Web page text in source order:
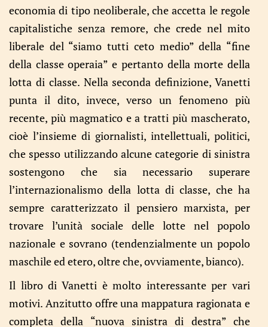
economia di tipo neoliberale, che accetta le regole
capitalistiche senza remore, che crede nel mito
liberale del “siamo tutti ceto medio” della “fine
della classe operaia” e pertanto della morte della
lotta di classe. Nella seconda definizione, Vanetti
punta il dito, invece, verso un fenomeno più
recente, più magmatico e a tratti più mascherato,
cioè l’insieme di giornalisti, intellettuali, politici,
che spesso utilizzando alcune categorie di sinistra
sostengono che sia necessario superare
l’internazionalismo della lotta di classe, che ha
sempre caratterizzato il pensiero marxista, per
trovare l’unità sociale delle lotte nel popolo
nazionale e sovrano (tendenzialmente un popolo
maschile ed etero, oltre che, ovviamente, bianco).
Il libro di Vanetti è molto interessante per vari
motivi. Anzitutto offre una mappatura ragionata e
completa della “nuova sinistra di destra” che